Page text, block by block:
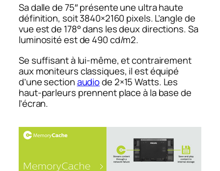
Sa dalle de 75″ présente une ultra haute
définition, soit 3840×2160 pixels. L’angle de
vue est de 178° dans les deux directions. Sa
luminosité est de 490 cd/m2.
Se suffisant à lui-même, et contrairement
aux moniteurs classiques, il est équipé
d’une sectionaudiode 2×15 Watts. Les
haut-parleurs prennent place à la base de
l’écran.